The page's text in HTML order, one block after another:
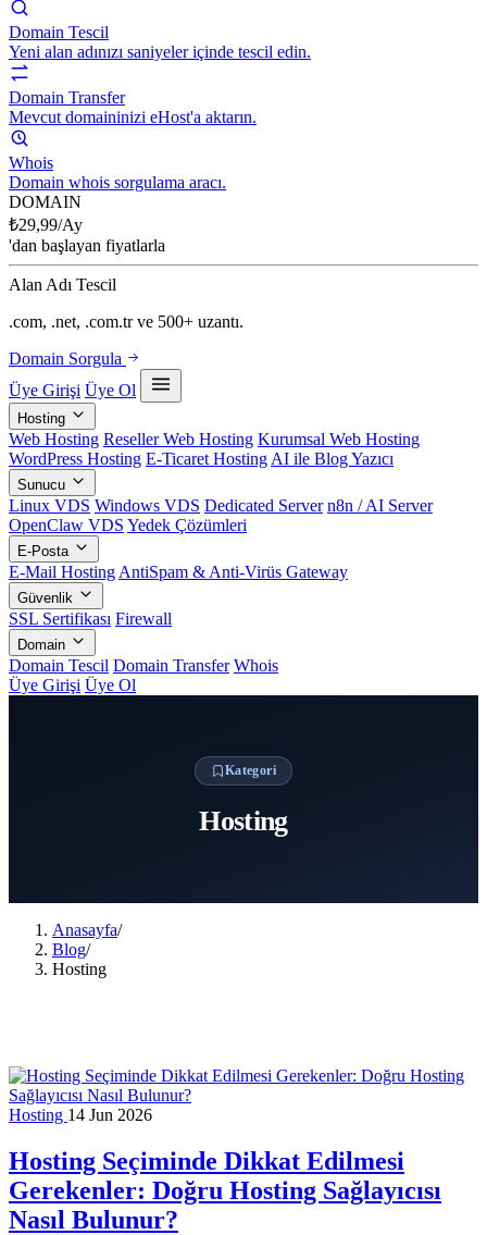
Domain Tescil
Yeni alan adınızı saniyeler içinde tescil edin.
Domain Transfer
Mevcut domaininizi eHost'a aktarın.
Whois
Domain whois sorgulama aracı.
DOMAIN
₺29,99/Ay
'dan başlayan fiyatlarla
Alan Adı Tescil
.com, .net, .com.tr ve 500+ uzantı.
Domain Sorgula
Üye Girişi Üye Ol
Hosting
Web Hosting Reseller Web Hosting Kurumsal Web Hosting
WordPress Hosting E-Ticaret Hosting AI ile Blog Yazıcı
Sunucu
Linux VDS Windows VDS Dedicated Server n8n / AI Server
OpenClaw VDS Yedek Çözümleri
E-Posta
E-Mail Hosting AntiSpam & Anti-Virüs Gateway
Güvenlik
SSL Sertifikası Firewall
Domain
Domain Tescil Domain Transfer Whois
Üye Girişi Üye Ol
Kategori
Hosting
Anasayfa/
Blog/
Hosting
Hosting 14 Jun 2026
Hosting Seçiminde Dikkat Edilmesi
Gerekenler: Doğru Hosting Sağlayıcısı
Nasıl Bulunur?